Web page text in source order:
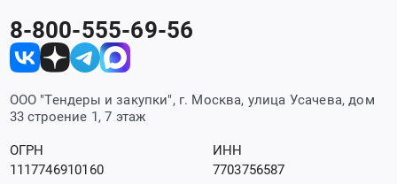
8-800-555-69-56
ООО "Тендеры и закупки", г. Москва, улица Усачева, дом
33 строение 1, 7 этаж
ОГРН
1117746910160
ИНН
7703756587